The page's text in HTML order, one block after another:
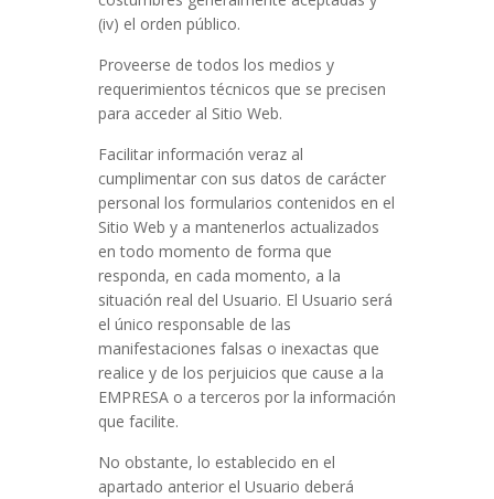
(iv) el orden público.
Proveerse de todos los medios y
requerimientos técnicos que se precisen
para acceder al Sitio Web.
Facilitar información veraz al
cumplimentar con sus datos de carácter
personal los formularios contenidos en el
Sitio Web y a mantenerlos actualizados
en todo momento de forma que
responda, en cada momento, a la
situación real del Usuario. El Usuario será
el único responsable de las
manifestaciones falsas o inexactas que
realice y de los perjuicios que cause a la
EMPRESA o a terceros por la información
que facilite.
No obstante, lo establecido en el
apartado anterior el Usuario deberá